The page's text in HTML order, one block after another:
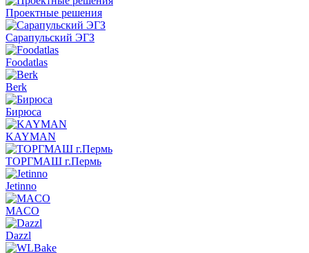
Проектные решения
Сарапульский ЭГЗ
Foodatlas
Berk
Бирюса
KAYMAN
ТОРГМАШ г.Пермь
Jetinno
MACO
Dazzl